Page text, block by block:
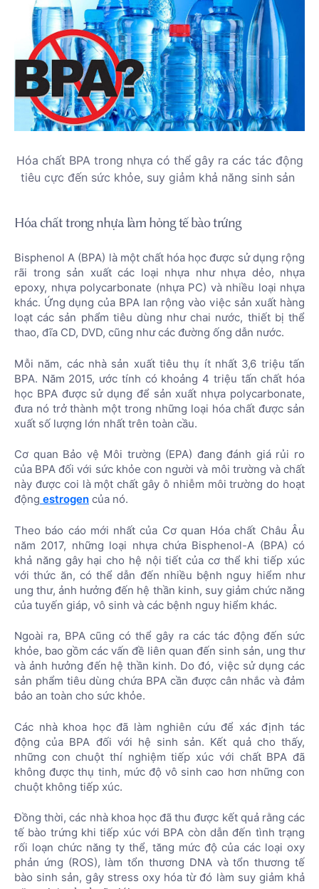
Hóa chất BPA trong nhựa có thể gây ra các tác động
tiêu cực đến sức khỏe, suy giảm khả năng sinh sản
Hóa chất trong nhựa làm hỏng tế bào trứng
Bisphenol A (BPA) là một chất hóa học được sử dụng rộng
rãi trong sản xuất các loại nhựa như nhựa dẻo, nhựa
epoxy, nhựa polycarbonate (nhựa PC) và nhiều loại nhựa
khác. Ứng dụng của BPA lan rộng vào việc sản xuất hàng
loạt các sản phẩm tiêu dùng như chai nước, thiết bị thể
thao, đĩa CD, DVD, cũng như các đường ống dẫn nước.
Mỗi năm, các nhà sản xuất tiêu thụ ít nhất 3,6 triệu tấn
BPA. Năm 2015, ước tính có khoảng 4 triệu tấn chất hóa
học BPA được sử dụng để sản xuất nhựa polycarbonate,
đưa nó trở thành một trong những loại hóa chất được sản
xuất số lượng lớn nhất trên toàn cầu.
Cơ quan Bảo vệ Môi trường (EPA) đang đánh giá rủi ro
của BPA đối với sức khỏe con người và môi trường và chất
này được coi là một chất gây ô nhiễm môi trường do hoạt
động estrogen của nó.
Theo báo cáo mới nhất của Cơ quan Hóa chất Châu Âu
năm 2017, những loại nhựa chứa Bisphenol-A (BPA) có
khả năng gây hại cho hệ nội tiết của cơ thể khi tiếp xúc
với thức ăn, có thể dẫn đến nhiều bệnh nguy hiểm như
ung thư, ảnh hưởng đến hệ thần kinh, suy giảm chức năng
của tuyến giáp, vô sinh và các bệnh nguy hiểm khác.
Ngoài ra, BPA cũng có thể gây ra các tác động đến sức
khỏe, bao gồm các vấn đề liên quan đến sinh sản, ung thư
và ảnh hưởng đến hệ thần kinh. Do đó, việc sử dụng các
sản phẩm tiêu dùng chứa BPA cần được cân nhắc và đảm
bảo an toàn cho sức khỏe.
Các nhà khoa học đã làm nghiên cứu để xác định tác
động của BPA đối với hệ sinh sản. Kết quả cho thấy,
những con chuột thí nghiệm tiếp xúc với chất BPA đã
không được thụ tinh, mức độ vô sinh cao hơn những con
chuột không tiếp xúc.
Đồng thời, các nhà khoa học đã thu được kết quả rằng các
tế bào trứng khi tiếp xúc với BPA còn dẫn đến tình trạng
rối loạn chức năng ty thể, tăng mức độ của các loại oxy
phản ứng (ROS), làm tổn thương DNA và tổn thương tế
bào sinh sản, gây stress oxy hóa từ đó làm suy giảm khả